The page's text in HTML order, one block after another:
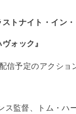
トナイト・イン・
ォック』
信予定のアクショ
ス監督、トム・ハ